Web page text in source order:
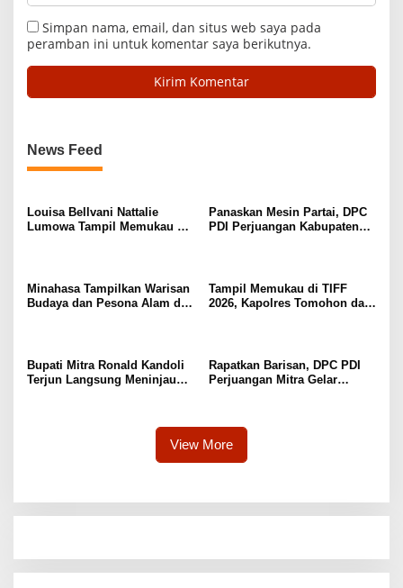
Simpan nama, email, dan situs web saya pada
peramban ini untuk komentar saya berikutnya.
News Feed
Louisa Bellvani Nattalie
Lumowa Tampil Memukau Di
Panaskan Mesin Partai, DPC
PDI Perjuangan Kabupaten
Minahasa Tampilkan Warisan
Budaya dan Pesona Alam di
Tampil Memukau di TIFF
2026, Kapolres Tomohon dan
Bupati Mitra Ronald Kandoli
Terjun Langsung Meninjau
Rapatkan Barisan, DPC PDI
Perjuangan Mitra Gelar
View More